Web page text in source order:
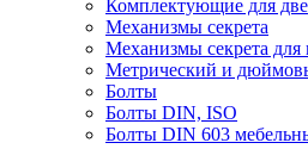
Комплектующие для
Механизмы секрета
Механизмы секрета для
Метрический и
Болты
Болты DIN, ISO
Болты DIN 603